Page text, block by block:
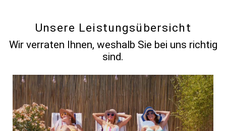
Unsere Leistungsübersicht
Wir verraten Ihnen, weshalb Sie bei uns richtig
sind.